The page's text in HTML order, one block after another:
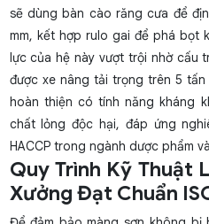
sẽ dùng bàn cào răng cưa để
mm, kết hợp rulo gai để phá bọt
lực của hệ này vượt trội nhờ cấu
được xe nâng tải trọng trên 5
hoàn thiện có tính năng kháng
chất lỏng độc hại, đáp ứng
HACCP trong ngành dược phẩm
Quy Trình Kỹ Thuật
Xưởng Đạt Chuẩn